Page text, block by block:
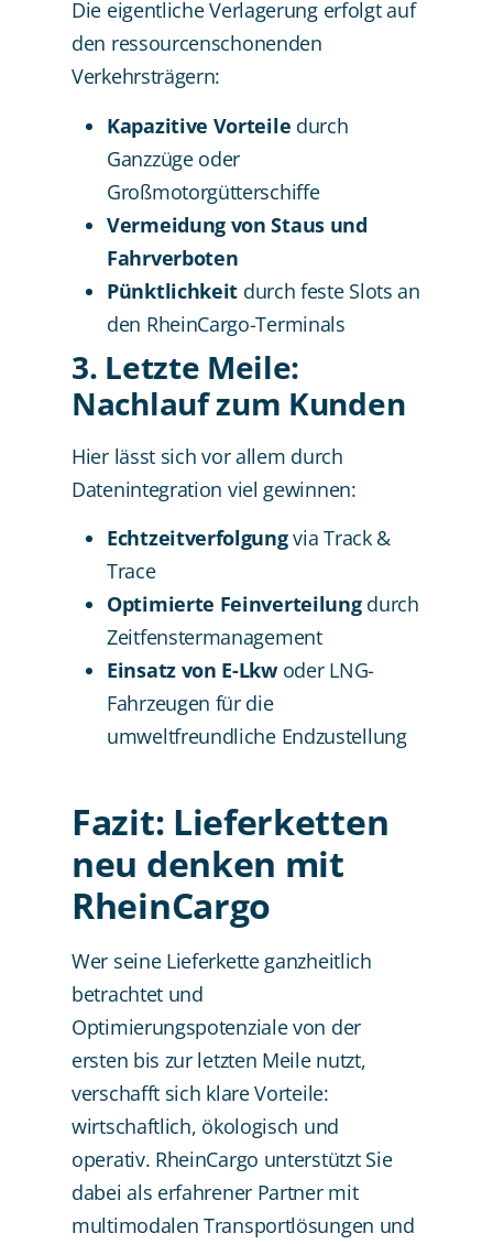
Die eigentliche Verlagerung erfolgt auf
den ressourcenschonenden
Verkehrsträgern:
Kapazitive Vorteile durch
Ganzzüge oder
Großmotorgütterschiffe
Vermeidung von Staus und
Fahrverboten
Pünktlichkeit durch feste Slots an
den RheinCargo-Terminals
3. Letzte Meile:
Nachlauf zum Kunden
Hier lässt sich vor allem durch
Datenintegration viel gewinnen:
Echtzeitverfolgungvia Track &
Trace
Optimierte Feinverteilungdurch
Zeitfenstermanagement
Einsatz von E-Lkwoder LNG-
Fahrzeugen für die
umweltfreundliche Endzustellung
Fazit: Lieferketten
neu denken mit
RheinCargo
Wer seine Lieferkette ganzheitlich
betrachtet und
Optimierungspotenziale von der
ersten bis zur letzten Meile nutzt,
verschafft sich klare Vorteile:
wirtschaftlich, ökologisch und
operativ. RheinCargo unterstützt Sie
dabei als erfahrener Partner mit
multimodalen Transportlösungen und